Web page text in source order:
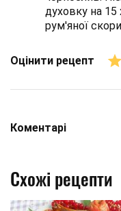
духовку на
рум'яної
Оцінити рецепт
Коментарі
Схожі рецепти